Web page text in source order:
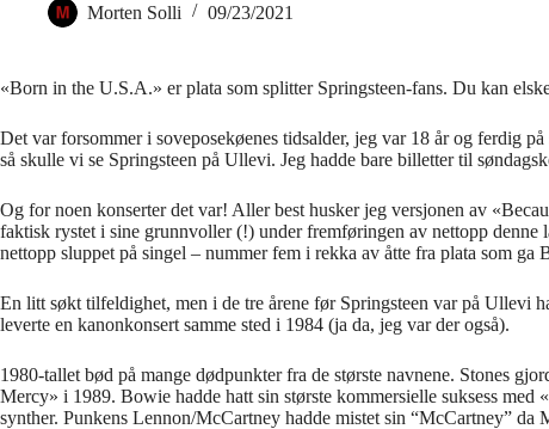
Morten Solli 09/23/2021
«Born in the U.S.A.» er plata som splitter Springsteen-fans. Du kan
Det var forsommer i soveposekøenes tidsalder, jeg var 18 år og ferdig
så skulle vi se Springsteen på Ullevi. Jeg hadde bare billetter til
Og for noen konserter det var! Aller best husker jeg versjonen av
faktisk rystet i sine grunnvoller (!) under fremføringen av nettopp
nettopp sluppet på singel – nummer fem i rekka av åtte fra plata som ga
En litt søkt tilfeldighet, men i de tre årene før Springsteen var på Ullevi
leverte en kanonkonsert samme sted i 1984 (ja da, jeg var der også).
1980-tallet bød på mange dødpunkter fra de største navnene. Stones
Mercy» i 1989. Bowie hadde hatt sin største kommersielle suksess med
synther. Punkens Lennon/McCartney hadde mistet sin “McCartney” da